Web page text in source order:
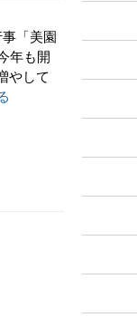
「美園
年も開
やして